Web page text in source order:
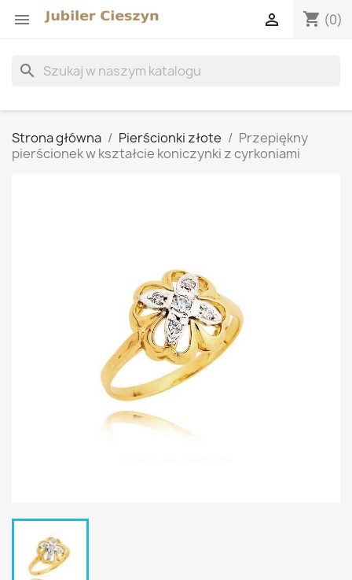
 shopping_cart (0)

search
Strona główna Pierścionki złote
Przepiękny
pierścionek w kształcie koniczynki z cyrkoniami